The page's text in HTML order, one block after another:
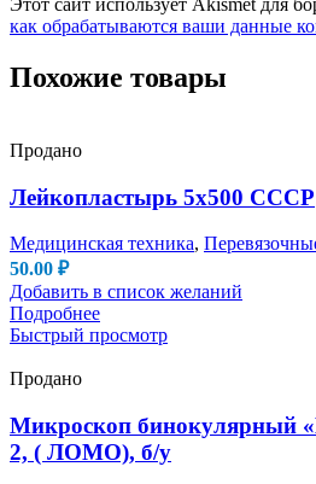
Этот сайт использует Akismet для
как обрабатываются ваши данные
Похожие товары
Продано
Лейкопластырь 5х500 СССР
Медицинская техника,
50.00 ₽
Добавить в список желаний
Подробнее
Быстрый просмотр
Продано
Микроскоп
2, ( ЛОМО), б/у